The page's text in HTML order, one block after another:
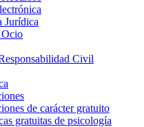
Jurídica
Civil
de carácter gratuito
gratuitas de psicología